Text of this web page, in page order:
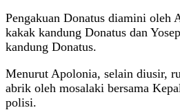
Pengakuan Donatus diamini oleh
kakak kandung Donatus dan
kandung Donatus.
Menurut Apolonia, selain diusir,
abrik oleh mosalaki bersama
polisi.